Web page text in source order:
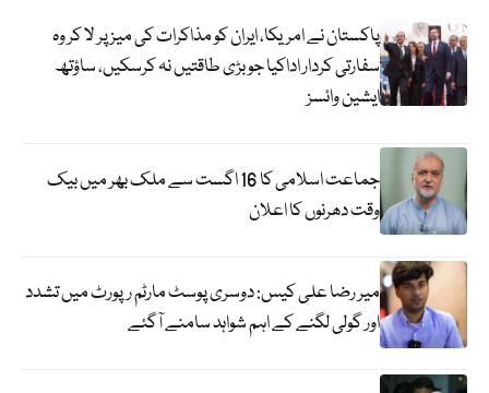
پاکستان نے امریکا، ایران کو مذاکرات کی میز پر لا کر وہ
سفارتی کردار اداکیا جو بڑی طاقتیں نہ کرسکیں، ساؤتھ
ایشین وائسز
جماعت اسلامی کا 16 اگست سے ملک بھر میں بیک
وقت دھرنوں کا اعلان
میر رضا علی کیس: دوسری پوسٹ مارٹم رپورٹ میں تشدد
اور گولی لگنے کے اہم شواہد سامنے آگئے